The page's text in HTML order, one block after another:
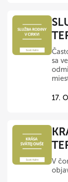
sa
17.
V